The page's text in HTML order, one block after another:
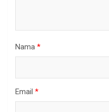
Nama *
Email *